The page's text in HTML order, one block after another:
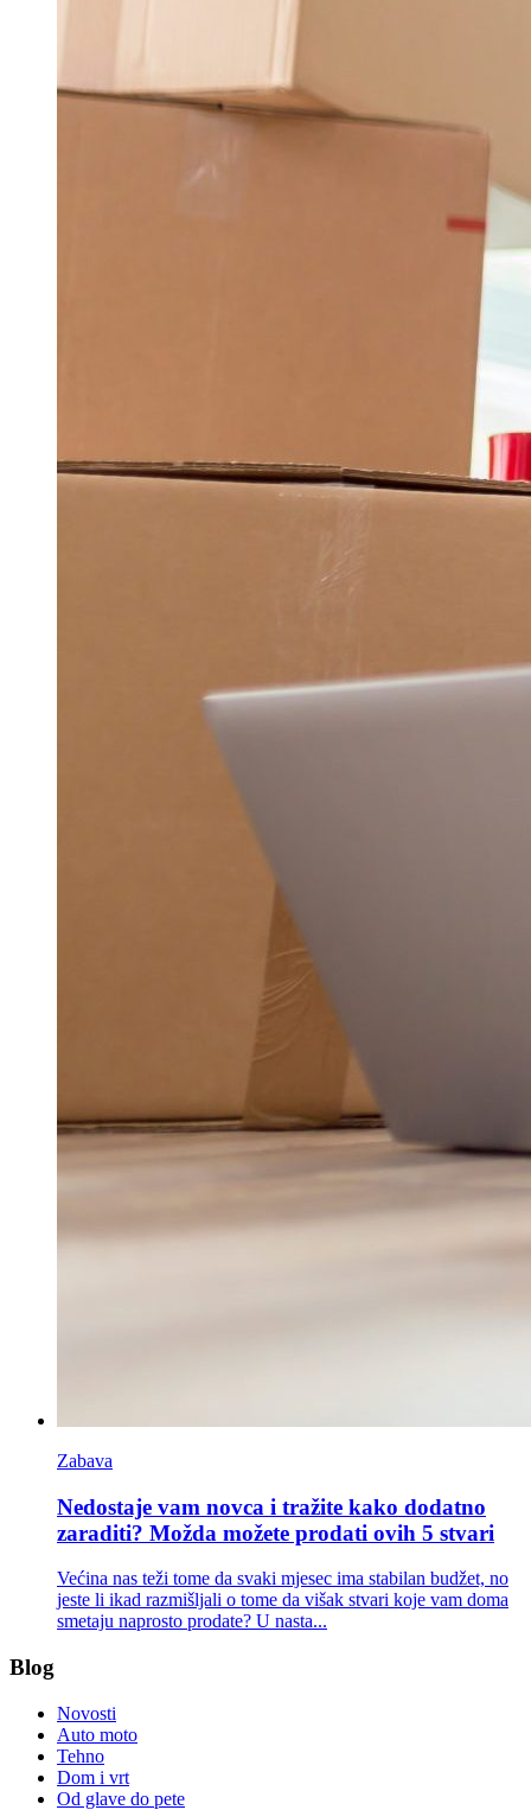
Zabava
Nedostaje vam novca i tražite kako dodatno
zaraditi? Možda možete prodati ovih 5 stvari
Većina nas teži tome da svaki mjesec ima stabilan budžet, no
jeste li ikad razmišljali o tome da višak stvari koje vam doma
smetaju naprosto prodate? U nasta...
Blog
Novosti
Auto moto
Tehno
Dom i vrt
Od glave do pete